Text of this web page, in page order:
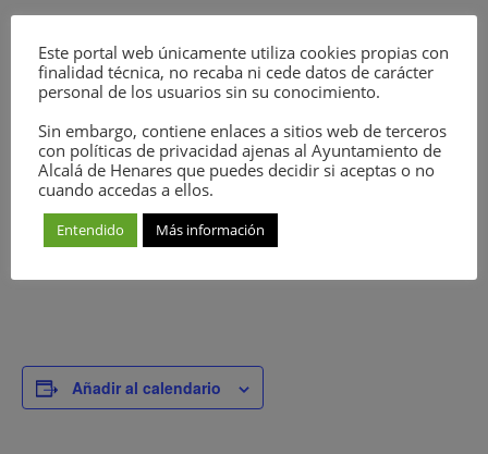
Inscripción
Añadir al calendario
Este portal web únicamente utiliza cookies propias con
finalidad técnica, no recaba ni cede datos de carácter
personal de los usuarios sin su conocimiento.
Sin embargo, contiene enlaces a sitios web de terceros
con políticas de privacidad ajenas al Ayuntamiento de
Alcalá de Henares que puedes decidir si aceptas o no
cuando accedas a ellos.
Entendido Más información